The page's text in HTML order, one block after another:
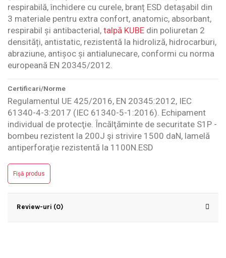
respirabilă, închidere cu curele, branț ESD detașabil din
3 materiale pentru extra confort, anatomic, absorbant,
respirabil și antibacterial, talpă KUBE din poliuretan 2
densități, antistatic, rezistentă la hidroliză, hidrocarburi,
abraziune, antișoc și antialunecare, conformi cu norma
europeană EN 20345/2012.
Certificari/Norme
Regulamentul UE 425/2016, EN 20345:2012, IEC
61340-4-3:2017 (IEC 61340-5-1:2016). Echipament
individual de protecţie. Încălţăminte de securitate S1P -
bombeu rezistent la 200J şi strivire 1500 daN, lamelă
antiperforaţie rezistentă la 1100N.ESD
Fișă produs
Review-uri (0)